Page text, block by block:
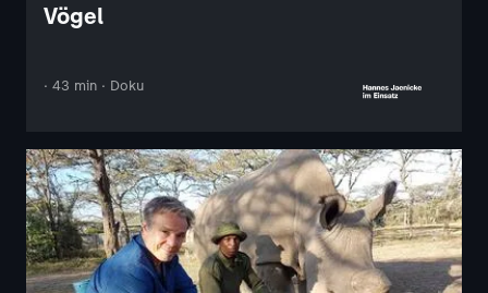
Vögel
· 43 min · Doku